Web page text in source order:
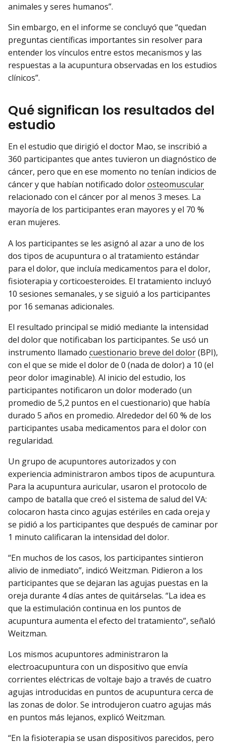
animales y seres humanos”.
Sin embargo, en el informe se concluyó que “quedan
preguntas científicas importantes sin resolver para
entender los vínculos entre estos mecanismos y las
respuestas a la acupuntura observadas en los estudios
clínicos”.
Qué significan los resultados del
estudio
En el estudio que dirigió el doctor Mao, se inscribió a
360 participantes que antes tuvieron un diagnóstico de
cáncer, pero que en ese momento no tenían indicios de
cáncer y que habían notificado dolorosteomuscular
relacionado con el cáncer por al menos 3 meses. La
mayoría de los participantes eran mayores y el 70 %
eran mujeres.
A los participantes se les asignó al azar a uno de los
dos tipos de acupuntura o al tratamiento estándar
para el dolor, que incluía medicamentos para el dolor,
fisioterapia y corticoesteroides. El tratamiento incluyó
10 sesiones semanales, y se siguió a los participantes
por 16 semanas adicionales.
El resultado principal se midió mediante la intensidad
del dolor que notificaban los participantes. Se usó un
instrumento llamado cuestionario breve del dolor(BPI),
con el que se mide el dolor de 0 (nada de dolor) a 10 (el
peor dolor imaginable). Al inicio del estudio, los
participantes notificaron un dolor moderado (un
promedio de 5,2 puntos en el cuestionario) que había
durado 5 años en promedio. Alrededor del 60 % de los
participantes usaba medicamentos para el dolor con
regularidad.
Un grupo de acupuntores autorizados y con
experiencia administraron ambos tipos de acupuntura.
Para la acupuntura auricular, usaron el protocolo de
campo de batalla que creó el sistema de salud del VA:
colocaron hasta cinco agujas estériles en cada oreja y
se pidió a los participantes que después de caminar por
1 minuto calificaran la intensidad del dolor.
“En muchos de los casos, los participantes sintieron
alivio de inmediato”, indicó Weitzman. Pidieron a los
participantes que se dejaran las agujas puestas en la
oreja durante 4 días antes de quitárselas. “La idea es
que la estimulación continua en los puntos de
acupuntura aumenta el efecto del tratamiento”, señaló
Weitzman.
Los mismos acupuntores administraron la
electroacupuntura con un dispositivo que envía
corrientes eléctricas de voltaje bajo a través de cuatro
agujas introducidas en puntos de acupuntura cerca de
las zonas de dolor. Se introdujeron cuatro agujas más
en puntos más lejanos, explicó Weitzman.
“En la fisioterapia se usan dispositivos parecidos, pero